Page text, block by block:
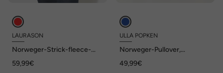
LAURASON
Norweger-Strick-fleece-
59,99€
ULLA POPKEN
Norweger-Pullover,
Strick
49,99€